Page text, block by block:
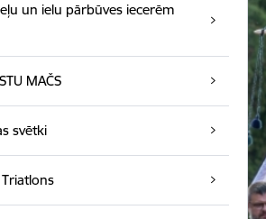
un ielu pārbūves iecerēm
MAČS
svētki